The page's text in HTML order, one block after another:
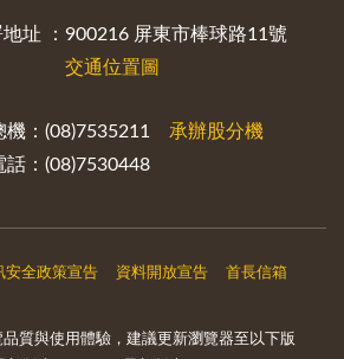
址 ：900216 屏東市棒球路11號
交通位置圖
機：(08)7535211 承辦股分機
話：(08)7530448
安全政策宣告 資料開放宣告 首長信箱
質與使用體驗，建議更新瀏覽器至以下版